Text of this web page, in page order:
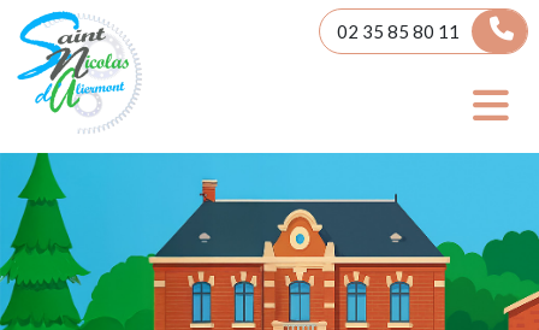
02 35 85 80 11
Panneau de gestion des cookies